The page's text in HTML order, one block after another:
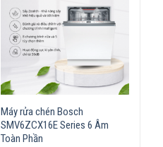
Máy rửa chén Bosch
SMV6ZCX16E Series 6 Âm
Toàn Phần